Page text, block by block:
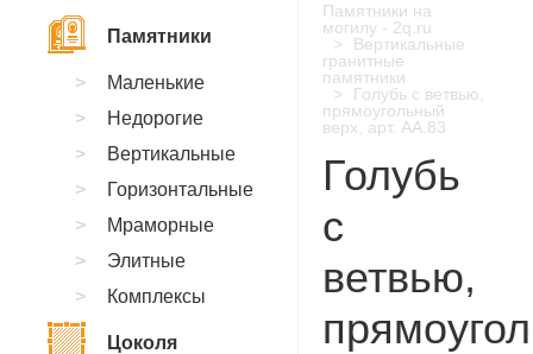
Памятники на
могилу - 2q.ru
Вертикальные
гранитные
памятники
Голубь с ветвью,
прямоугольный
верх, арт. AA.83
Голубь
с
ветвью,
Памятники
Маленькие
Недорогие
Вертикальные
Горизонтальные
Мраморные
Элитные
Комплексы
Цоколя